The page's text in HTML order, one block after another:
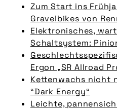
Zum Start ins
Gravelbikes von
Elektronisches,
Schaltsystem:
Ergon „SR Allroad
Kettenwachs nicht
“Dark Energy“
Leichte,